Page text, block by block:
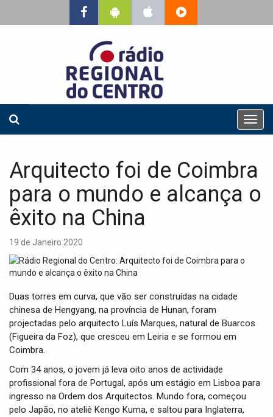
T
o
l
n
Arquitecto foi de Coimbra
para o mundo e alcança o
êxito na China
19 de Janeiro 2020
Duas torres em curva, que vão ser construídas na cidade
chinesa de Hengyang, na província de Hunan, foram
projectadas pelo arquitecto Luís Marques, natural de Buarcos
(Figueira da Foz), que cresceu em Leiria e se formou em
Coimbra.
Com 34 anos, o jovem já leva oito anos de actividade
profissional fora de Portugal, após um estágio em Lisboa para
ingresso na Ordem dos Arquitectos. Mundo fora, começou
pelo Japão, no ateliê Kengo Kuma, e saltou para Inglaterra,